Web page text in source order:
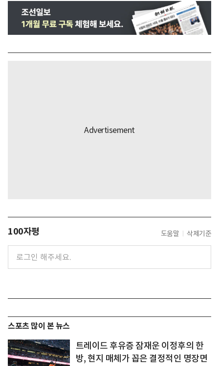
100자평 도움말 삭제기준
스포츠 많이 본 뉴스
트레이드 후유증 잠재운 이정후의 한
방, 현지 매체가 꼽은 결정적인 명장면